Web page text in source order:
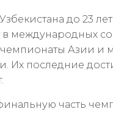
до 23
в международных
чемпионаты Азии и
Их последние
часть